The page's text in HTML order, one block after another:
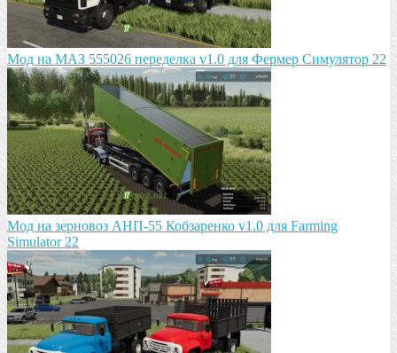
Мод на МАЗ 555026 пeрeдeлка v1.0 для Фермер Симулятор 22
Мод на зeрновоз АНП-55 Кобзарeнко v1.0 для Farming
Simulator 22